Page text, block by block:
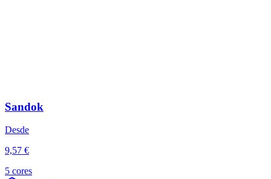
Sandok
Desde
9,57 €
5 cores